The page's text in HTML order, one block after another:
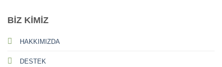
BİZ KİMİZ
HAKKIMIZDA
DESTEK